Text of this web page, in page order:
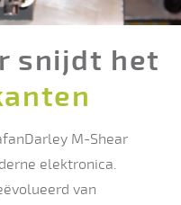
snijdt het
M-Shear
elektronica.
van